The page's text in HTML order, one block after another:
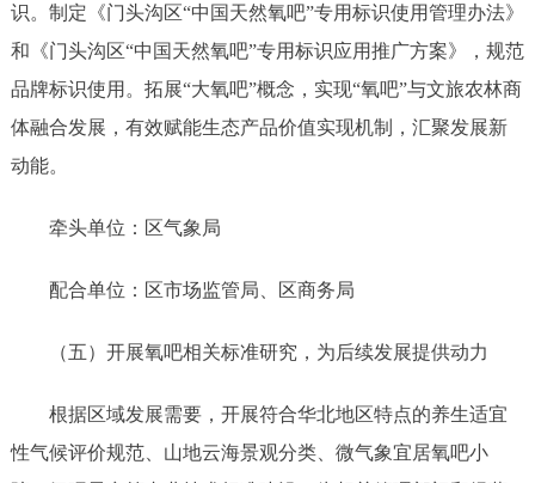
识。制定《门头沟区“中国天然氧吧”专用标识使用管理办法》
和《门头沟区“中国天然氧吧”专用标识应用推广方案》，规范
品牌标识使用。拓展“大氧吧”概念，实现“氧吧”与文旅农林商
体融合发展，有效赋能生态产品价值实现机制，汇聚发展新
动能。
牵头单位：区气象局
配合单位：区市场监管局、区商务局
（五）开展氧吧相关标准研究，为后续发展提供动力
根据区域发展需要，开展符合华北地区特点的养生适宜
性气候评价规范、山地云海景观分类、微气象宜居氧吧小